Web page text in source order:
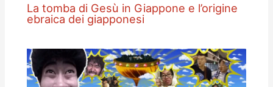
La tomba di Gesù in Giappone e l’origine
ebraica dei giapponesi